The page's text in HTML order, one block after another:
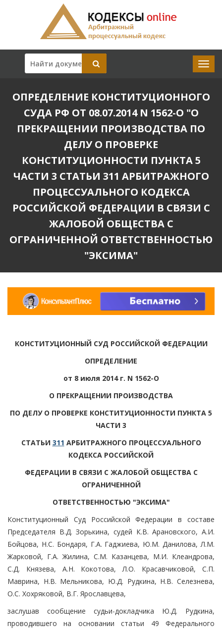
ОПРЕДЕЛЕНИЕ КОНСТИТУЦИОННОГО
СУДА РФ ОТ 08.07.2014 N 1562-О "О
ПРЕКРАЩЕНИИ ПРОИЗВОДСТВА ПО
ДЕЛУ О ПРОВЕРКЕ
КОНСТИТУЦИОННОСТИ ПУНКТА 5
ЧАСТИ 3 СТАТЬИ 311 АРБИТРАЖНОГО
ПРОЦЕССУАЛЬНОГО КОДЕКСА
РОССИЙСКОЙ ФЕДЕРАЦИИ В СВЯЗИ С
ЖАЛОБОЙ ОБЩЕСТВА С
ОГРАНИЧЕННОЙ ОТВЕТСТВЕННОСТЬЮ
"ЭКСИМА"
КОНСТИТУЦИОННЫЙ СУД РОССИЙСКОЙ ФЕДЕРАЦИИ
ОПРЕДЕЛЕНИЕ
от 8 июля 2014 г. N 1562-О
О ПРЕКРАЩЕНИИ ПРОИЗВОДСТВА
ПО ДЕЛУ О ПРОВЕРКЕ КОНСТИТУЦИОННОСТИ ПУНКТА 5
ЧАСТИ 3
СТАТЬИ 311 АРБИТРАЖНОГО ПРОЦЕССУАЛЬНОГО
КОДЕКСА РОССИЙСКОЙ
ФЕДЕРАЦИИ В СВЯЗИ С ЖАЛОБОЙ ОБЩЕСТВА С
ОГРАНИЧЕННОЙ
ОТВЕТСТВЕННОСТЬЮ "ЭКСИМА"
Конституционный Суд Российской Федерации в составе
Председателя В.Д. Зорькина, судей К.В. Арановского, А.И.
Бойцова, Н.С. Бондаря, Г.А. Гаджиева, Ю.М. Данилова, Л.М.
Жарковой, Г.А. Жилина, С.М. Казанцева, М.И. Клеандрова,
С.Д. Князева, А.Н. Кокотова, Л.О. Красавчиковой, С.П.
Маврина, Н.В. Мельникова, Ю.Д. Рудкина, Н.В. Селезнева,
О.С. Хохряковой, В.Г. Ярославцева,
заслушав сообщение судьи-докладчика Ю.Д. Рудкина,
проводившего на основании статьи 49 Федерального